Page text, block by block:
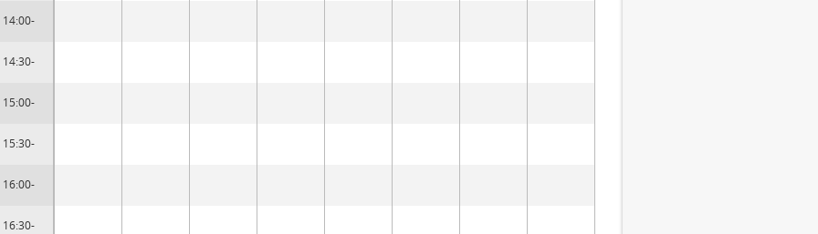
14:00-
14:30-
15:00-
15:30-
16:00-
16:30-